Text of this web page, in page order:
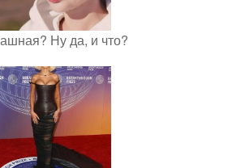
Ну да, и что?